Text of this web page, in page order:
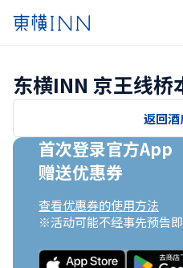
东横INN 京王线桥
返回
首次登录官方App
赠送优惠券
查看优惠券的使用方法
※活动可能不经事先预告即